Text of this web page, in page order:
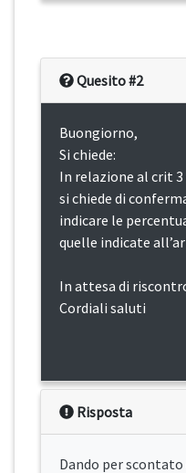
Quesito #2
Buongiorno,
Si chiede:
In relazione al crit
si chiede di
indicare le
quelle indicate
In attesa di
Cordiali saluti
Risposta
Dando per scontato